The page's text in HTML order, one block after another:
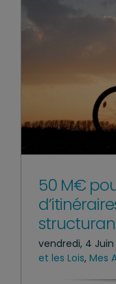
50 M€
vendredi, 4 Juin
et les Lois, Mes